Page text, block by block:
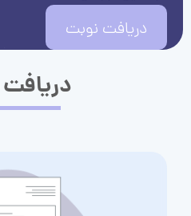
دریافت نوبت
دریافت